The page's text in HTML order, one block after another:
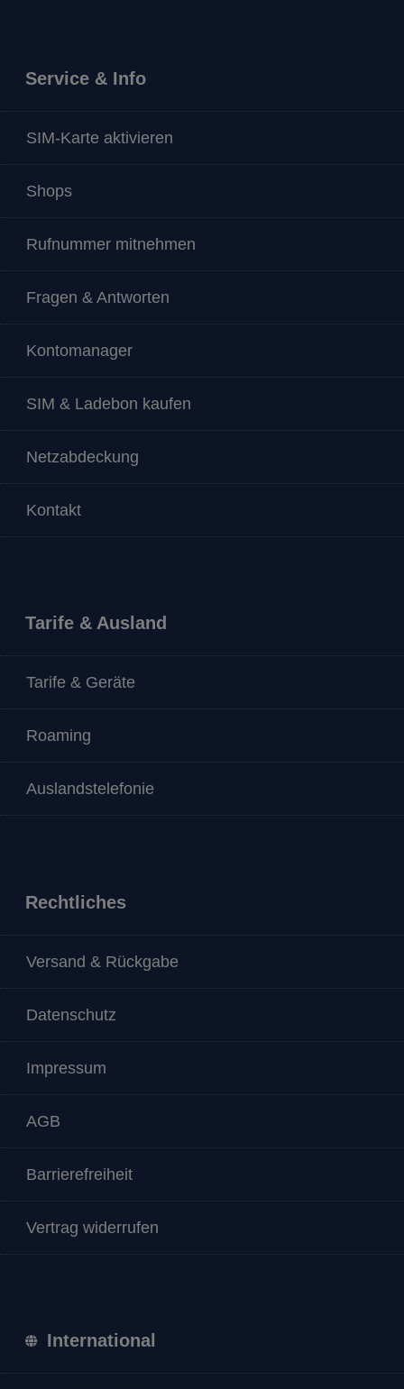
Service & Info
SIM-Karte aktivieren
Shops
Rufnummer mitnehmen
Fragen & Antworten
Kontomanager
SIM & Ladebon kaufen
Netzabdeckung
Kontakt
Tarife & Ausland
Tarife & Geräte
Roaming
Auslandstelefonie
Rechtliches
Versand & Rückgabe
Datenschutz
Impressum
AGB
Barrierefreiheit
Vertrag widerrufen
International